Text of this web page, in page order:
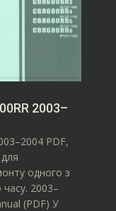
2003–
PDF,
одного з
часу. 2003–
(PDF) У